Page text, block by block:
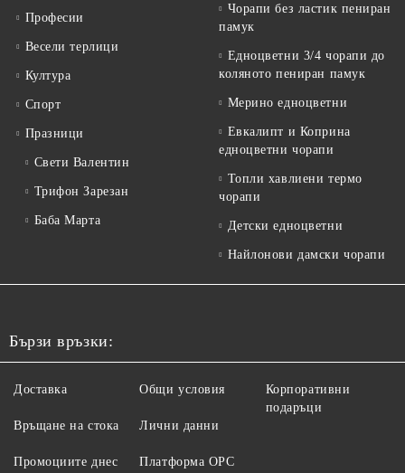
Професии
Весели терлици
Култура
Спорт
Празници
Свети Валентин
Трифон Зарезан
Баба Марта
Чорапи без ластик пениран
памук
Едноцветни 3/4 чорапи до
коляното пениран памук
Мерино едноцветни
Евкалипт и Коприна
едноцветни чорапи
Топли хавлиени термо
чорапи
Детски едноцветни
Найлонови дамски чорапи
Бързи връзки:
Доставка
Връщане на стока
Промоциите днес
Общи условия
Лични данни
Платформа ОРС
Корпоративни
подаръци